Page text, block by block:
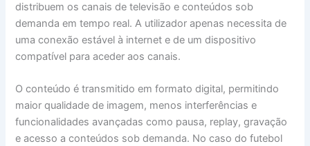
distribuem os canais de televisão e conteúdos sob
demanda em tempo real. A utilizador apenas necessita de
uma conexão estável à internet e de um dispositivo
compatível para aceder aos canais.
O conteúdo é transmitido em formato digital, permitindo
maior qualidade de imagem, menos interferências e
funcionalidades avançadas como pausa, replay, gravação
e acesso a conteúdos sob demanda. No caso do futebol